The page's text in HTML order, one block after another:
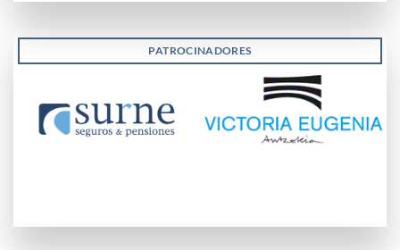
PATROCINADORES